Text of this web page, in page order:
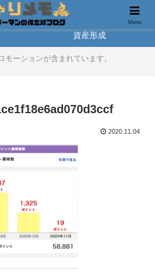
資産形成
ーションが含まれています。
2020.11.04
Menu